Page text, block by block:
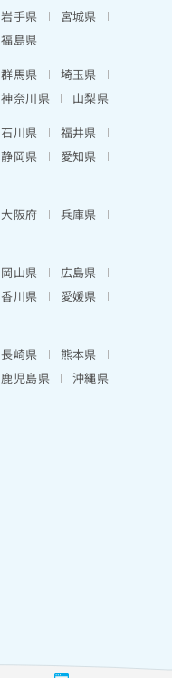
岩手県
宮城県
福島県
群馬県
埼玉県
神奈川県
山梨県
石川県
福井県
静岡県
愛知県
大阪府
兵庫県
岡山県
広島県
香川県
愛媛県
長崎県
熊本県
鹿児島県 沖縄県